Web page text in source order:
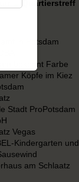
in Potsdam
bekennt Farbe
Köpfe im Kiez
Stadt ProPotsdam
Vegas
Kindergarten und
am Schlaatz